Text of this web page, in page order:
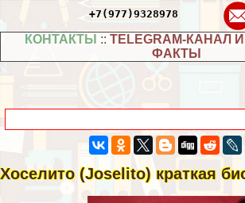
+7(977)9328978
КОНТАКТЫ :: TELEGRAM-КАНАЛ
ФАКТЫ
Хоселито (Joselito) краткая